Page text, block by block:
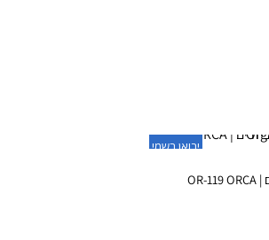
יבואן רשמי
נרתיק ארגון אביזרים | OR-119 ORCA